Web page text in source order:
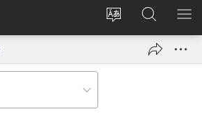
ဝ
Log
in
အသစ်
ဖွ
JW.ORG
ရှာ